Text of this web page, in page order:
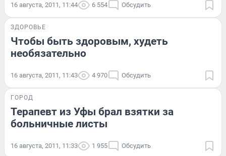
16 августа, 2011, 11:44 6 554 Обсудить
ЗДОРОВЬЕ
Чтобы быть здоровым, худеть
необязательно
16 августа, 2011, 11:43 4 970 Обсудить
ГОРОД
Терапевт из Уфы брал взятки за
больничные листы
16 августа, 2011, 11:33 1 955 Обсудить